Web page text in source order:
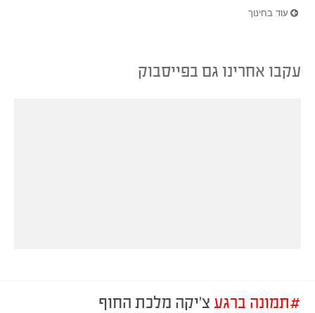
עוד בחינוך
עקבו אחרינו גם בפייסבוק
#תמונה ברגע צ׳יקה מלכת החוף